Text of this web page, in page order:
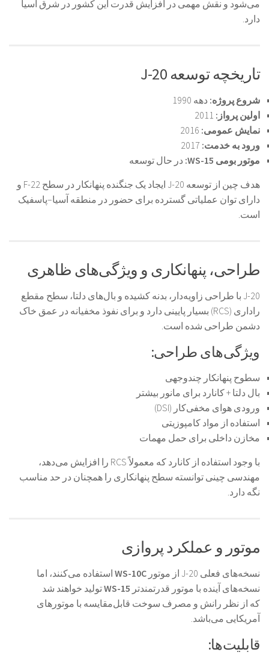
می‌شود و نقش مهمی در افزایش قدرت این کشور در شرق آسیا
دارد.
تاریخچه توسعه J-20
شروع پروژه: دهه 1990
اولین پرواز:
نمایش عمومی:
ورود به خدمت:
موتور بومی WS-15:
در حال توسعه
هدف چین از توسعه J-20 ایجاد یک جنگنده پنهانکار در سطح F-22 و
دارای توان عملیاتی گسترده برای حضور در منطقه آسیا–پاسفیک
است.
طراحی، پنهانکاری و ویژگی‌های ظاهری
J-20 با طراحی زاویه‌دار، بدنه کشیده و بال‌های دلتا، سطح مقطع
راداری (RCS) بسیار پایینی دارد و برای نفوذ مخفیانه در عمق خاک
دشمن طراحی شده است.
ویژگی‌های طراحی:
سطوح پنهانکار چندوجهی
بال دلتا + کانارد برای مانور بیشتر
ورودی هوای مخفی‌کار (DSI)
استفاده از مواد کامپوزیتی
مخازن داخلی برای حمل مهمات
با وجود استفاده از کانارد که معمولاً RCS را افزایش می‌دهد،
مهندسی چینی توانسته سطح پنهانکاری را همچنان در حد مناسب
نگه دارد.
موتور و عملکرد پروازی
نسخه‌های فعلی J-20 از موتور WS-10C استفاده می‌کنند، اما
نسخه‌های آینده با موتور قدرتمندتر WS-15تولید خواهند شد
که از نظر رانش و مصرف سوخت قابل‌مقایسه با موتورهای
آمریکایی می‌باشد.
قابلیت‌ها: